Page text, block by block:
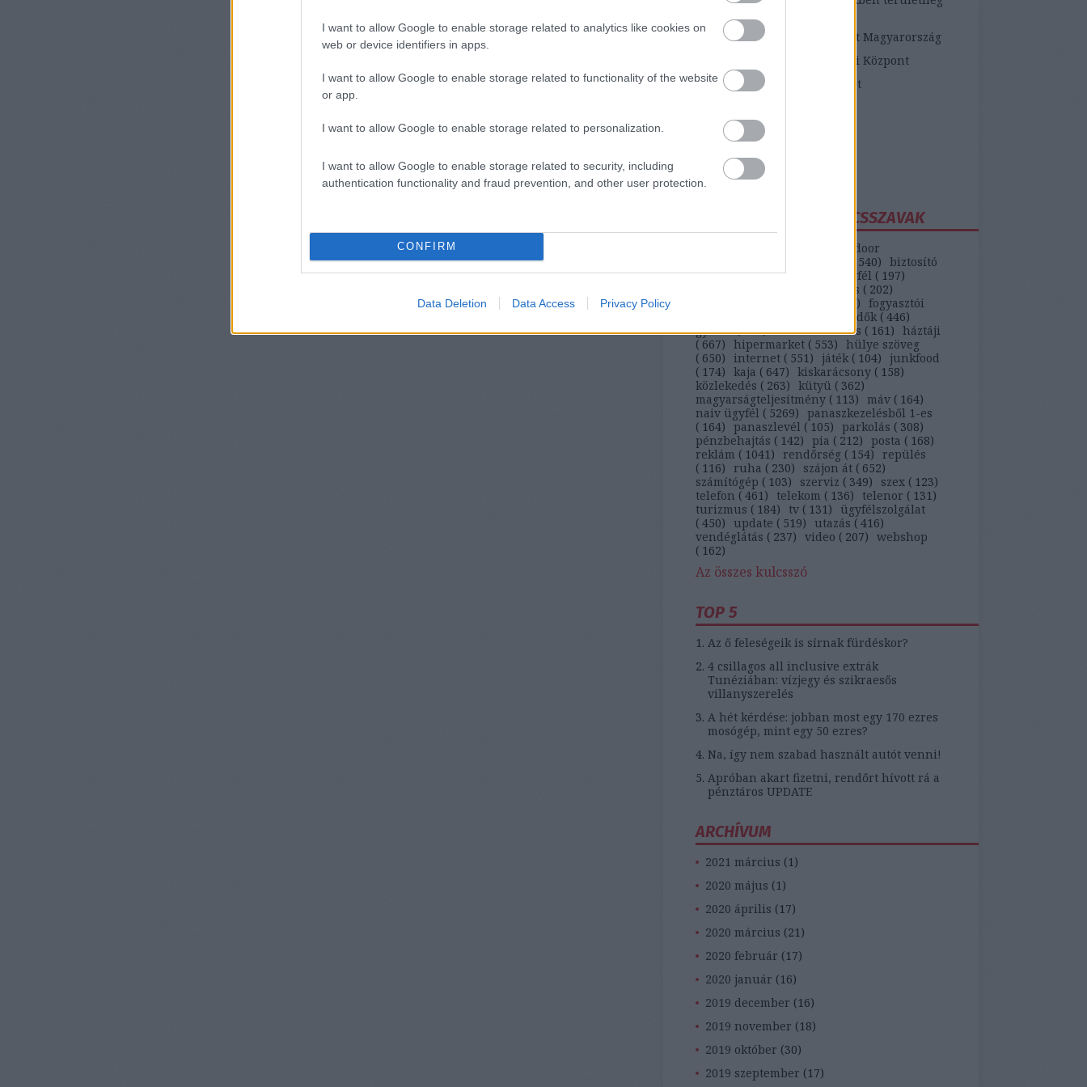
I want to allow Google to enable storage related to analytics like cookies on
web or device identifiers in apps.
I want to allow Google to enable storage related to functionality of the website
or app.
I want to allow Google to enable storage related to personalization.
I want to allow Google to enable storage related to security, including
authentication functionality and fraud prevention, and other user protection.
CONFIRM
Data Deletion Data Access Privacy Policy
Európai Fogyasztói Központ Magyarország
Pénzügyi Fogyasztóvédelmi Központ
Pénzügyi Békéltető Testület
TudatosVásárló.hu
Mintawebáruház
A LEGGYAKORIBB KULCSSZAVAK
backdoor
540) biztosító
(171) bkv (133) boldog ügyfél ( 197)
csalás ( 202)
) fogyasztói
gvti-fogyasztóvédők ( 446)
gyerek (149) házhozszállítás ( 161 ) háztáji
( 667) hipermarket ( 553) hülye szöveg
( 650) internet ( 551 ) játék ( 104)
junkfood
( 174) kaja ( 647) kiskarácsony ( 158)
közlekedés ( 263) kütyü ( 362)
magyarságteljesítmény ( 113) máv ( 164)
naiv ügyfél ( 5269) panaszkezelésből 1-es
( 164) panaszlevél ( 105) parkolás ( 308)
pénzbehajtás ( 142) pia ( 212) posta ( 168)
reklám ( 1041 ) rendőrség ( 154)
repülés
( 116) ruha ( 230) szájon át ( 652)
számítógép ( 103) szerviz ( 349) szex ( 123)
telefon ( 461 ) telekom ( 136) telenor ( 131 )
turizmus ( 184) tv ( 131 )
ügyfélszolgálat
( 450) update ( 519) utazás ( 416)
vendéglátás ( 237) video ( 207) webshop
( 162)
Az összes kulcsszó
TOP 5
Az ő feleségeik is sírnak fürdéskor?
4 csillagos all inclusive extrák
Tunéziában: vízjegy és szikraesős
villanyszerelés
A hét kérdése: jobban most egy 170 ezres
mosógép, mint egy 50 ezres?
Na, így nem szabad használt autót venni!
Apróban akart fizetni, rendőrt hívott rá a
pénztáros UPDATE
ARCHÍVUM
2021 március (1 )
2020 május (1 )
2020 április (17)
2020 március (21 )
2020 február (17)
2020 január (16)
2019 december (16)
2019 november (18)
2019 október (30)
2019 szeptember (17)